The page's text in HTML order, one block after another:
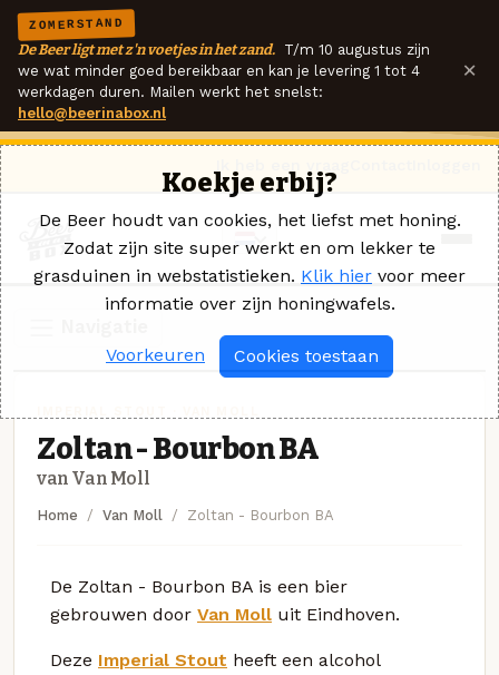
ZOMERSTAND
De Beer ligt met z'n voetjes in het zand. T/m 10 augustus zijn
we wat minder goed bereikbaar en kan je levering 1 tot 4
werkdagen duren. Mailen werkt het snelst:
hello@beerinabox.nl
×
Zoltan - Bourbon BA
van Van Moll
Home Van Moll Zoltan - Bourbon BA
De Zoltan - Bourbon BA is een bier
gebrouwen door Van Moll uit Eindhoven.
Deze Imperial Stout heeft een alcohol
Koekje erbij?
De Beer houdt van cookies, het liefst met honing.
Zodat zijn site super werkt en om lekker te
grasduinen in webstatistieken. Klik hier voor meer
informatie over zijn honingwafels.
Voorkeuren Cookies toestaan